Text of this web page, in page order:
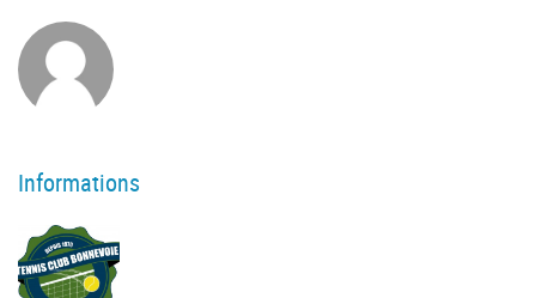
Informations